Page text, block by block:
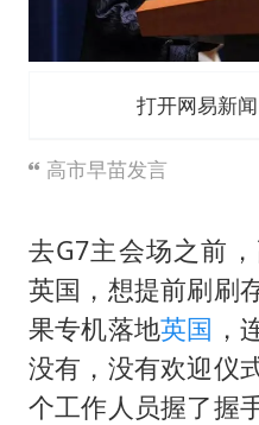
打开网易新
高市早苗发言
去G7主会场之前
英国，想提前刷刷
果专机落地英国 ，
没有，没有欢迎仪
个工作人员握了握